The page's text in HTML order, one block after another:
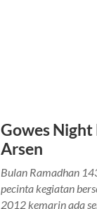
Gowes Night
Arsen
Bulan Ramadhan
pecinta kegiatan
2012 kemarin ada